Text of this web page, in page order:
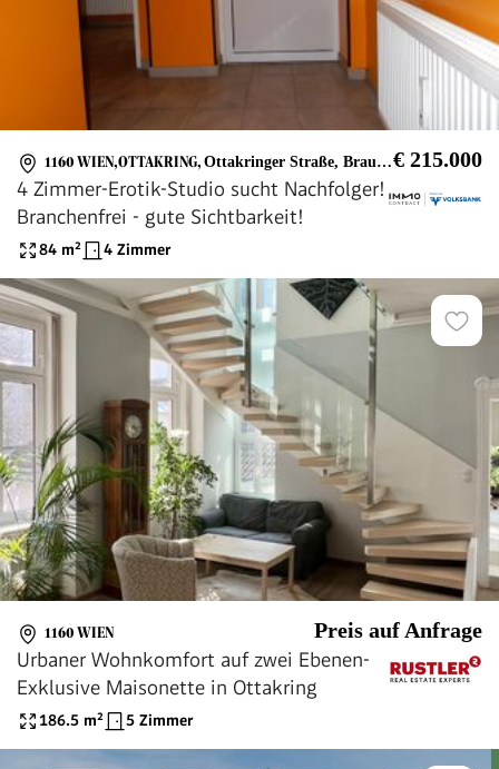
1160 WIEN,OTTAKRING, Ottakringer Straße, Brauerei Ottakring € 215.000
4 Zimmer-Erotik-Studio sucht Nachfolger!
Branchenfrei - gute Sichtbarkeit!
84 m² 4 Zimmer
1160 WIEN Preis auf Anfrage
Urbaner Wohnkomfort auf zwei Ebenen-
Exklusive Maisonette in Ottakring
186.5 m² 5 Zimmer